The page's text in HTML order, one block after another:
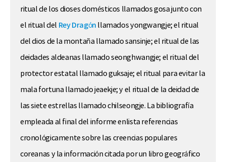
ritual de los dioses domésticos llamados gosa junto con
el ritual del Rey Dragón llamados yongwangje; el ritual
del dios de la montaña llamado sansinje; el ritual de las
deidades aldeanas llamado seonghwangje; el ritual del
protector estatal llamado guksaje; el ritual para evitar la
mala fortuna llamado jeaekje; y el ritual de la deidad de
las siete estrellas llamado chilseongje. La bibliografía
empleada al final del informe enlista referencias
cronológicamente sobre las creencias populares
coreanas y la información citada por un libro geográfico